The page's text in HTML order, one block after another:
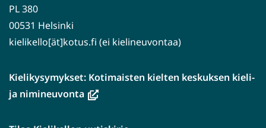
PL 380
00531 Helsinki
kielikello[ät]kotus.fi (ei kielineuvontaa)
Kielikysymykset: Kotimaisten kielten keskuksen kieli-
ja nimineuvonta(avautuu